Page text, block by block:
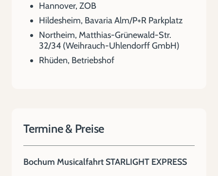
Hannover, ZOB
Hildesheim, Bavaria Alm/P+R Parkplatz
Northeim, Matthias-Grünewald-Str.
32/34 (Weihrauch-Uhlendorff GmbH)
Rhüden, Betriebshof
Termine & Preise
Bochum Musicalfahrt STARLIGHT EXPRESS